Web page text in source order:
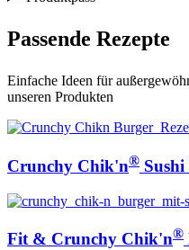
Passende Rezepte
Einfache Ideen für
unseren Produkten
Crunchy Chik'n®
Fit & Crunchy Chik'n®